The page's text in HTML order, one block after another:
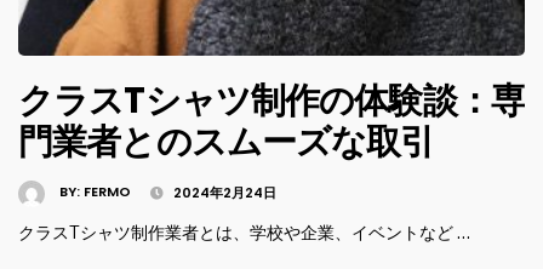
クラスTシャツ制作の体験談：専
門業者とのスムーズな取引
BY: FERMO 2024年2月24日
クラスTシャツ制作業者とは、学校や企業、イベントなど …